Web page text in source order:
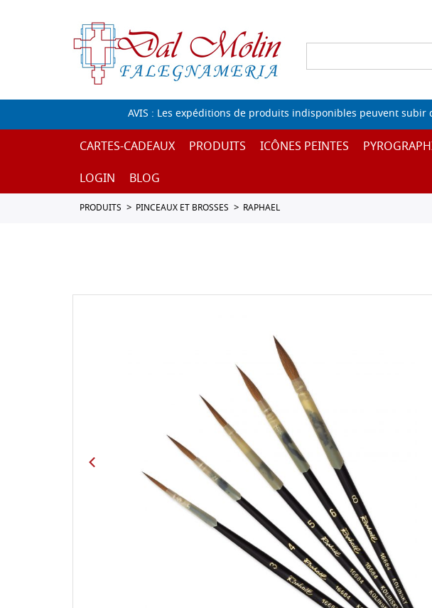
AVIS : Les expéditions de produits indisponibles peuvent
CARTES-CADEAUX PRODUITS ICÔNES PEINTES
LOGIN
BLOG
PRODUITS PINCEAUX ET BROSSES RAPHAEL